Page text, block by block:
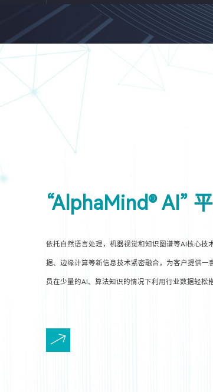
“AlphaMind® AI”
依托自然语言处理，机器视觉和知识图谱等AI核心技
据、边缘计算等新信息技术紧密融合，为客户提供一
员在少量的AI、算法知识的情况下利用行业数据轻松